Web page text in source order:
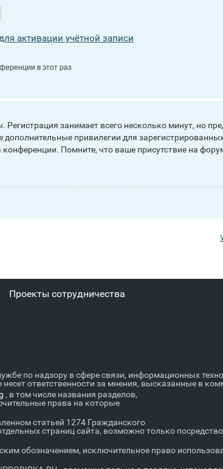
активации учётной записи
в этот раз
занимает всего несколько минут, но
привилегии для
Помните, что ваше присутствие на
Проекты сотрудничества
по надзору в сфере связи, информационных
несет ответственности за мнения, высказанные в
, в том числе названия разделов,
права на которые
статьей 1274 Гражданского
страниц сайта, возможно только
обозначением, исключительное право